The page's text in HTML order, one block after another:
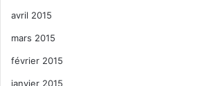
avril 2015
mars 2015
février 2015
janvier 2015